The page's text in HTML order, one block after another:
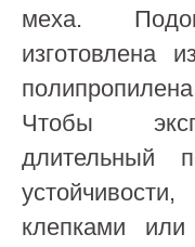
меха.
изготовлена
Чтобы
длительный
клепками